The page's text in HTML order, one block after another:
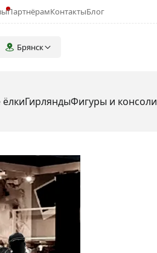
Брянск
ПартнёрамКонтактыБлог
ГирляндыФигуры и консоли